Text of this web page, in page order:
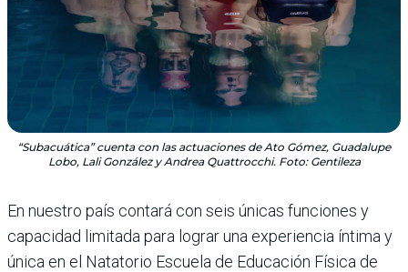
“Subacuática” cuenta con las actuaciones de Ato Gómez, Guadalupe
Lobo, Lali González y Andrea Quattrocchi. Foto: Gentileza
En nuestro país contará con seis únicas funciones y
capacidad limitada para lograr una experiencia íntima y
única en el Natatorio Escuela de Educación Física de